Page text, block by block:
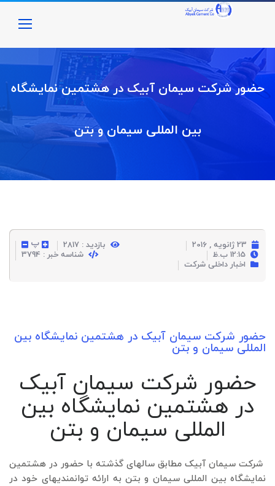
حضور شرکت سیمان آبیک در هشتمین نمایشگاه
بین المللی سیمان و بتن
23 ژانویه , 2016
12:15 ب.ظ
اخبار داخلی شرکت
بازدید : 2817 پ
شناسه خبر : 3794
حضور شرکت سیمان آبیک در هشتمین نمایشگاه بین
المللی سیمان و بتن
حضور شرکت سیمان آبیک
در هشتمین نمایشگاه بین
المللی سیمان و بتن
شرکت سیمان آبیک مطابق سالهای گذشته با حضور در هشتمین
نمایشگاه بین المللی سیمان و بتن به ارائه توانمندیهای خود در